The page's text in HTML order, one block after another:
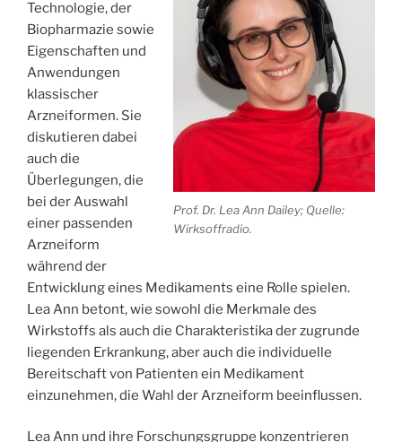
Prof. Dr. Lea Ann Dailey; Quelle:
Wirksoffradio.
Technologie, der
Biopharmazie sowie
Eigenschaften und
Anwendungen
klassischer
Arzneiformen. Sie
diskutieren dabei
auch die
Überlegungen, die
bei der Auswahl
einer passenden
Arzneiform
während der
Entwicklung eines Medikaments eine Rolle spielen.
Lea Ann betont, wie sowohl die Merkmale des
Wirkstoffs als auch die Charakteristika der zugrunde
liegenden Erkrankung, aber auch die individuelle
Bereitschaft von Patienten ein Medikament
einzunehmen, die Wahl der Arzneiform beeinflussen.
Lea Ann und ihre Forschungsgruppe konzentrieren